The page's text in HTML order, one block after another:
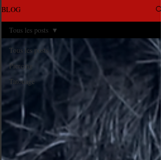
BLOG
Tous les posts
Piercing
Tatouage
Tous les posts